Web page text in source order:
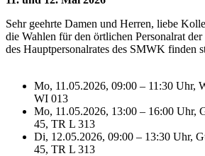
Sehr geehrte Damen und Herren, liebe
die Wahlen für den örtlichen Personalrat
des Hauptpersonalrates des SMWK finden
Mo, 11.05.2026, 09:00 – 11:30 Uhr,
WI 013
Mo, 11.05.2026, 13:00 – 16:00 Uhr,
45, TR L 313
Di, 12.05.2026, 09:00 – 13:30 Uhr,
45, TR L 313